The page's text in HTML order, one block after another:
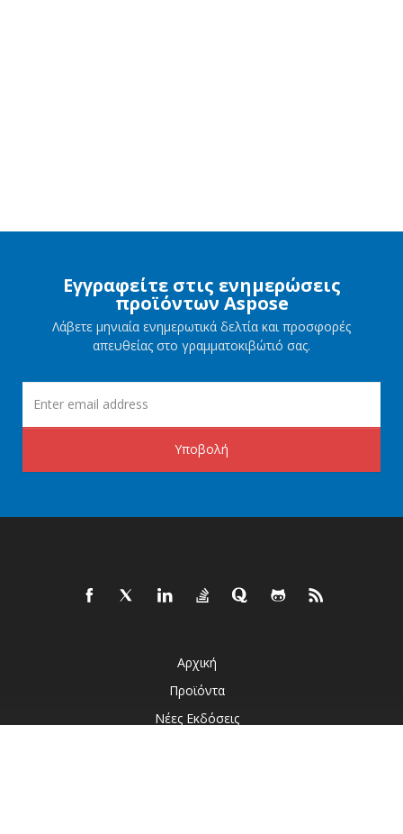
Εγγραφείτε στις ενημερώσεις
προϊόντων Aspose
Λάβετε μηνιαία ενημερωτικά δελτία και προσφορές
απευθείας στο γραμματοκιβώτιό σας.
Υποβολή
Αρχική
Προϊόντα
Νέες Εκδόσεις